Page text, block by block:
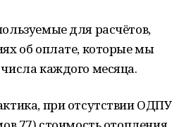
для расчётов,
об оплате, которые мы
каждого месяца.
при отсутствии ОДПУ